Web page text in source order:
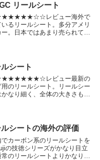
リールシート
レビュー海外で
るリールシート。多分アメリ
。日本ではあまり売られてい
シート
レビュー最新の
用のリールシート。リールシー
かなり細く、全体の大きさも小
シートの海外の評価
カーボン系のリールシートを
の技徳シリーズがかなり目立
のリールシートよりかなり高